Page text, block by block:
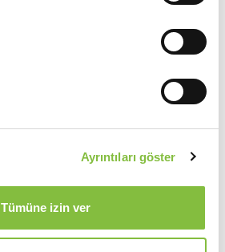
Ayrıntıları göster
Tümüne izin ver
website
owner.
Collects
visitor's
such as the